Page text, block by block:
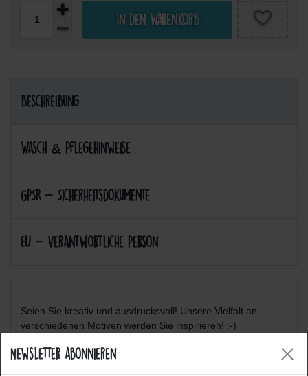
Newsletter abonnieren
In den Warenkorb
Beschreibung
Wasch & Pflegehinweise
GPSR - Sicherheitsdokumente
EU - Verantwortliche Person
Seien Sie kreativ und ausdrucksvoll! Unsere Vielfalt an
verschiedenen Motiven werden Sie inspirieren! :-)